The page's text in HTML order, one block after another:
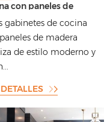
con paneles de
maciza de estilo
con estantes
gabinetes de cocina
de madera
de estilo moderno y